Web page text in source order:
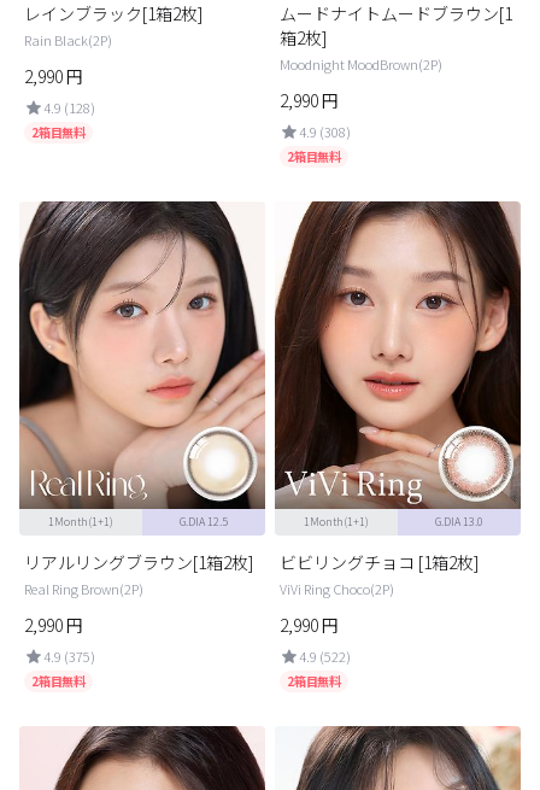
レインブラック[1箱2枚]
Rain Black(2P)
2,990円
4.9 (128)
2箱目無料
ムードナイトムードブラウン[1
箱2枚]
Moodnight MoodBrown(2P)
2,990円
4.9 (308)
2箱目無料
1Month(1+1) G.DIA 12.5
リアルリングブラウン[1箱2枚]
Real Ring Brown(2P)
2,990円
4.9 (375)
2箱目無料
1Month(1+1) G.DIA 13.0
ビビリングチョコ [1箱2枚]
ViVi Ring Choco(2P)
2,990円
4.9 (522)
2箱目無料